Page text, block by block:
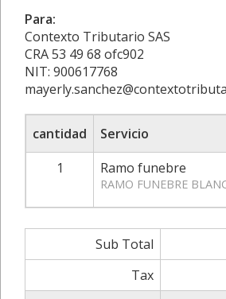
Para:
Contexto Tributario SAS
CRA 53 49 68 ofc902
NIT: 900617768
cantidad
Servicio
1
Ramo funebre
RAMO FUNEBRE
Sub Total
Tax